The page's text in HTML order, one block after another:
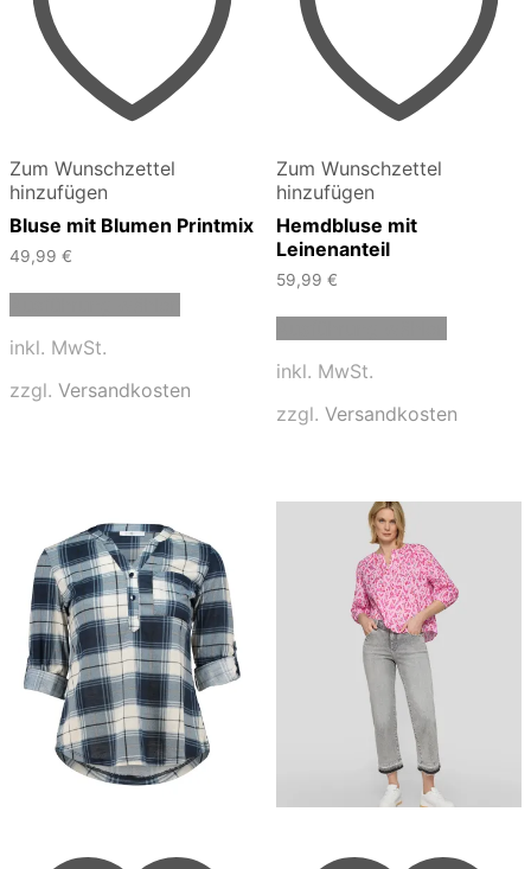
Zum Wunschzettel
hinzufügen
Bluse mit Blumen Printmix
49,99 €
auf.
Produktseite
gewählt
werden
inkl. MwSt.
zzgl. Versandkosten
Zum Wunschzettel
hinzufügen
Hemdbluse mit
Leinenanteil
59,99 €
auf.
können
gewählt
werden
inkl. MwSt.
zzgl. Versandkosten